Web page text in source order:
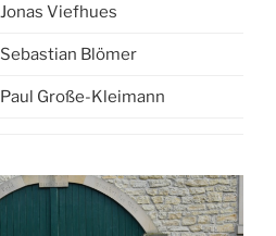
Jonas Viefhues
Sebastian Blömer
Paul Große-Kleimann